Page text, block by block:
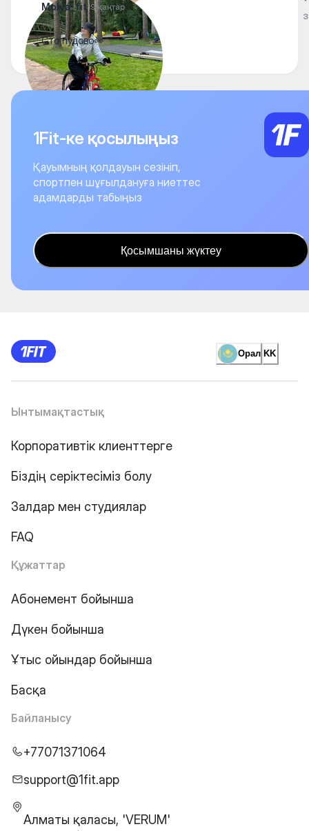
Molya_fit19 қаңтар
Сто пудово👀
3
1Fit-ке қосылыңыз
Қауымның қолдауын сезініп,
спортпен шұғылдануға ниеттес
адамдарды табыңыз
Қосымшаны жүктеу
Орал KK
Ынтымақтастық
Корпоративтік клиенттерге
Біздің серіктесіміз болу
Залдар мен студиялар
FAQ
Құжаттар
Абонемент бойынша
Дүкен бойынша
Ұтыс ойындар бойынша
Басқа
Байланысу
+77071371064
support@1fit.app
Алматы қаласы, 'VERUM'